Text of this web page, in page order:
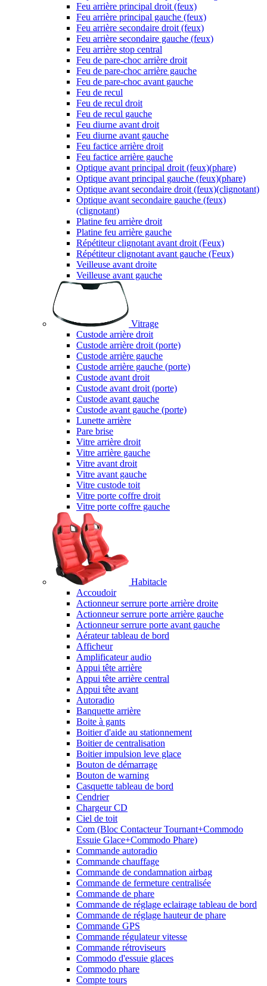
Feu arrière principal droit (feux)
Feu arrière principal gauche (feux)
Feu arrière secondaire droit (feux)
Feu arrière secondaire gauche (feux)
Feu arrière stop central
Feu de pare-choc arrière droit
Feu de pare-choc arrière gauche
Feu de pare-choc avant gauche
Feu de recul
Feu de recul droit
Feu de recul gauche
Feu diurne avant droit
Feu diurne avant gauche
Feu factice arrière droit
Feu factice arrière gauche
Optique avant principal droit (feux)(phare)
Optique avant principal gauche (feux)(phare)
Optique avant secondaire droit (feux)(clignotant)
Optique avant secondaire gauche (feux)
(clignotant)
Platine feu arrière droit
Platine feu arrière gauche
Répétiteur clignotant avant droit (Feux)
Répétiteur clignotant avant gauche (Feux)
Veilleuse avant droite
Veilleuse avant gauche
Vitrage
Custode arrière droit
Custode arrière droit (porte)
Custode arrière gauche
Custode arrière gauche (porte)
Custode avant droit
Custode avant droit (porte)
Custode avant gauche
Custode avant gauche (porte)
Lunette arrière
Pare brise
Vitre arrière droit
Vitre arrière gauche
Vitre avant droit
Vitre avant gauche
Vitre custode toit
Vitre porte coffre droit
Vitre porte coffre gauche
Habitacle
Accoudoir
Actionneur serrure porte arrière droite
Actionneur serrure porte arrière gauche
Actionneur serrure porte avant gauche
Aérateur tableau de bord
Afficheur
Amplificateur audio
Appui tête arrière
Appui tête arrière central
Appui tête avant
Autoradio
Banquette arrière
Boite à gants
Boitier d'aide au stationnement
Boitier de centralisation
Boitier impulsion leve glace
Bouton de démarrage
Bouton de warning
Casquette tableau de bord
Cendrier
Chargeur CD
Ciel de toit
Com (Bloc Contacteur Tournant+Commodo
Essuie Glace+Commodo Phare)
Commande autoradio
Commande chauffage
Commande de condamnation airbag
Commande de fermeture centralisée
Commande de phare
Commande de réglage eclairage tableau de bord
Commande de réglage hauteur de phare
Commande GPS
Commande régulateur vitesse
Commande rétroviseurs
Commodo d'essuie glaces
Commodo phare
Compte tours